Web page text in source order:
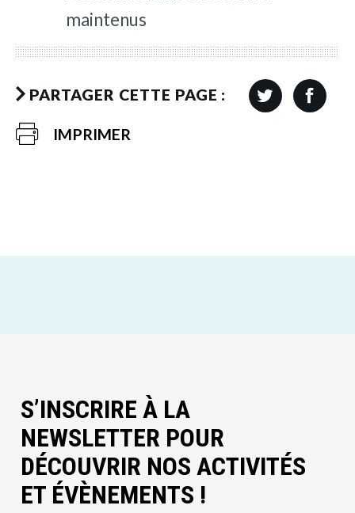
maintenus
PARTAGER CETTE PAGE :
IMPRIMER
S’INSCRIRE À LA
NEWSLETTER POUR
DÉCOUVRIR NOS ACTIVITÉS
ET ÉVÈNEMENTS !